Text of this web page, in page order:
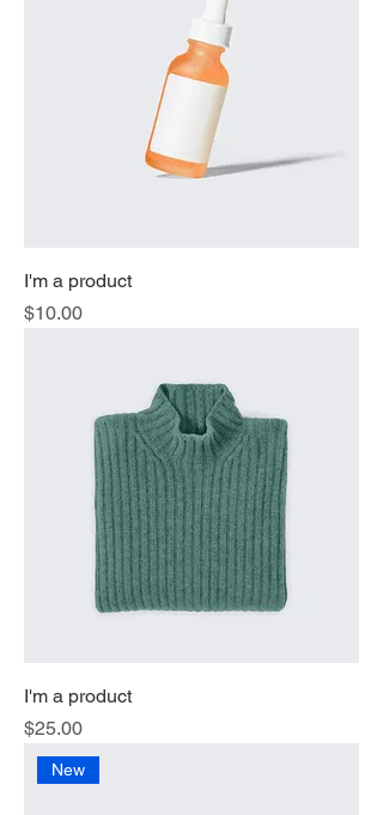
I'm a product
価格
$10.00
I'm a product
価格
$25.00
New